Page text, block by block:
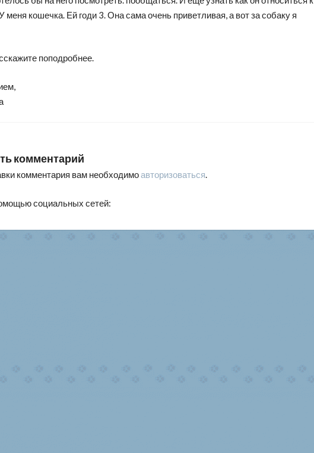
меня кошечка. Ей годи 3. Она сама очень приветливая, а вот за собаку я
поподробнее.
комментарий
комментария вам необходимоавторизоваться.
социальных сетей: